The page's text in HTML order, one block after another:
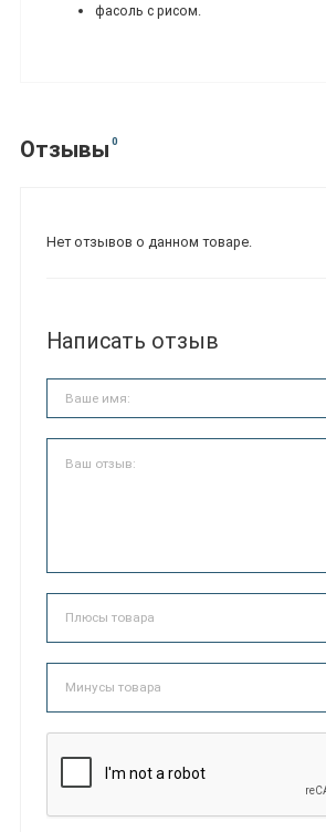
фасоль с рисом.
Отзывы 0
Нет отзывов о данном товаре.
Написать отзыв